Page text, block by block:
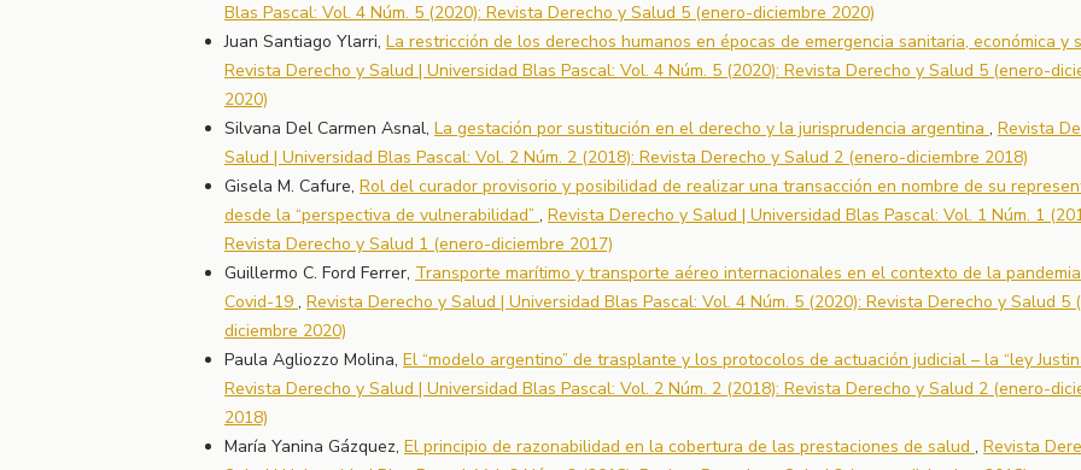
Blas Pascal: Vol. 4 Núm. 5 (2020): Revista Derecho y Salud 5 (enero-diciembre 2020)
Juan Santiago Ylarri, La restricción de los derechos humanos en épocas de emergencia sanitaria, económica y
Revista Derecho y Salud | Universidad Blas Pascal: Vol. 4 Núm. 5 (2020): Revista Derecho y Salud 5 (enero-
2020)
Silvana Del Carmen Asnal, La gestación por sustitución en el derecho y la jurisprudencia argentina , Revista
Salud | Universidad Blas Pascal: Vol. 2 Núm. 2 (2018): Revista Derecho y Salud 2 (enero-diciembre 2018)
Gisela M. Cafure, Rol del curador provisorio y posibilidad de realizar una transacción en nombre de su
desde la “perspectiva de vulnerabilidad” , Revista Derecho y Salud | Universidad Blas Pascal: Vol. 1 Núm. 1
Revista Derecho y Salud 1 (enero-diciembre 2017)
Guillermo C. Ford Ferrer, Transporte marítimo y transporte aéreo internacionales en el contexto de la
Covid-19 , Revista Derecho y Salud | Universidad Blas Pascal: Vol. 4 Núm. 5 (2020): Revista Derecho y Salud 5
diciembre 2020)
Paula Agliozzo Molina, El “modelo argentino” de trasplante y los protocolos de actuación judicial – la “ley
Revista Derecho y Salud | Universidad Blas Pascal: Vol. 2 Núm. 2 (2018): Revista Derecho y Salud 2 (enero-
2018)
María Yanina Gázquez, El principio de razonabilidad en la cobertura de las prestaciones de salud , Revista